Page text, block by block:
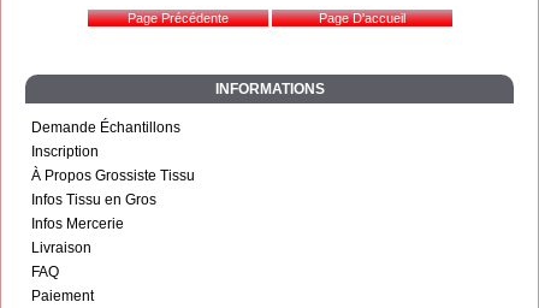
INFORMATIONS
Demande Échantillons
Inscription
À Propos Grossiste Tissu
Infos Tissu en Gros
Infos Mercerie
Livraison
FAQ
Paiement